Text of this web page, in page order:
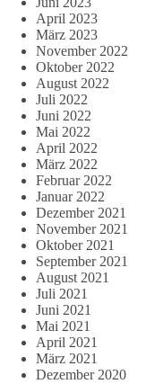
April 2023
März 2023
November 2022
Oktober 2022
August 2022
Juli 2022
Juni 2022
Mai 2022
April 2022
März 2022
Februar 2022
Januar 2022
Dezember 2021
November 2021
Oktober 2021
September 2021
August 2021
Juli 2021
Juni 2021
Mai 2021
April 2021
März 2021
Dezember 2020